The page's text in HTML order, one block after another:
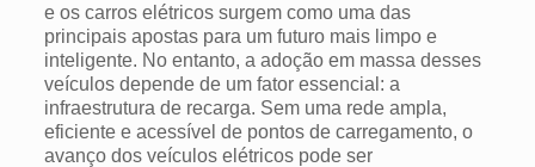
e os carros elétricos surgem como uma das
principais apostas para um futuro mais limpo e
inteligente. No entanto, a adoção em massa desses
veículos depende de um fator essencial: a
infraestrutura de recarga. Sem uma rede ampla,
eficiente e acessível de pontos de carregamento, o
avanço dos veículos elétricos pode ser